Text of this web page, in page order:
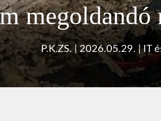
P.K.ZS. |2026.05.29. |IT